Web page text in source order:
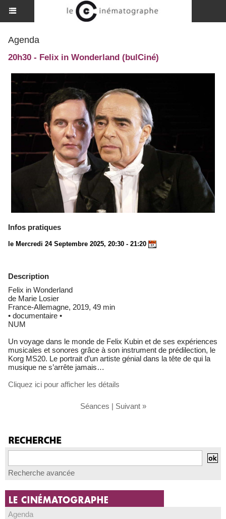
Agenda
20h30 - Felix in Wonderland (bulCiné)
Infos pratiques
le Mercredi 24 Septembre 2025, 20:30 - 21:20
Description
Felix in Wonderland
de Marie Losier
France-Allemagne, 2019, 49 min
• documentaire •
NUM
Un voyage dans le monde de Felix Kubin et de ses expériences
musicales et sonores grâce à son instrument de prédilection, le
Korg MS20. Le portrait d’un artiste génial dans la tête de qui la
musique ne s’arrête jamais…
Cliquez ici pour afficher les détails
Séances | Suivant »
Recherche avancée
Agenda